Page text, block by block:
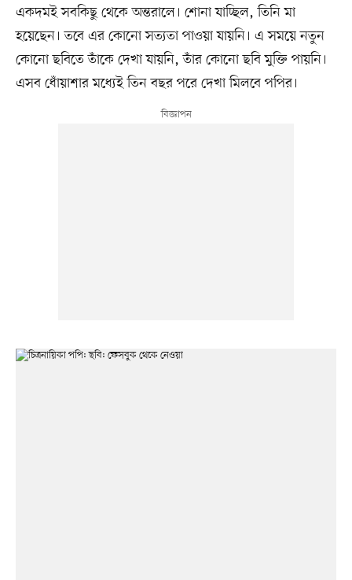
একদমই সবকিছু থেকে অন্তরালে। শোনা যাচ্ছিল, তিনি মা
হয়েছেন। তবে এর কোনো সত্যতা পাওয়া যায়নি। এ সময়ে নতুন
কোনো ছবিতে তাঁকে দেখা যায়নি, তাঁর কোনো ছবি মুক্তি পায়নি।
এসব ধোঁয়াশার মধ্যেই তিন বছর পরে দেখা মিলবে পপির।